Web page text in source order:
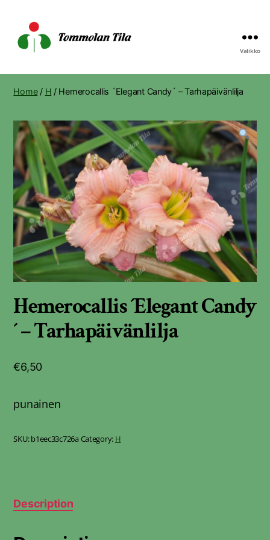
Tila
Valikko
Home/ H / Hemerocallis ´Elegant Candy´ – Tarhapäivänlilja
Hemerocallis ´Elegant Candy
´ – Tarhapäivänlilja
€6,50
punainen
SKU:b1eec33c726aCategory: H
Description